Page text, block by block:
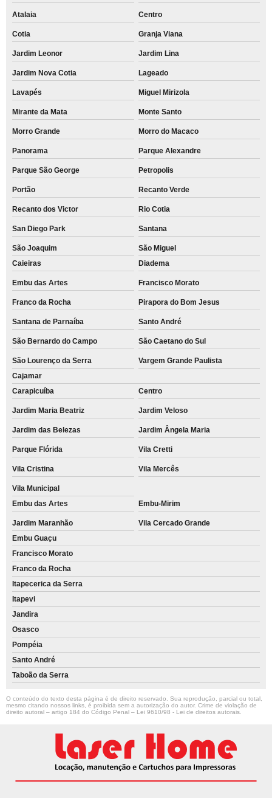
Atalaia Centro
Cotia Granja Viana
Jardim Leonor Jardim Lina
Jardim Nova Cotia Lageado
Lavapés Miguel Mirizola
Mirante da Mata Monte Santo
Morro Grande Morro do Macaco
Panorama Parque Alexandre
Parque São George Petropolis
Portão Recanto Verde
Recanto dos Victor Rio Cotia
San Diego Park Santana
São Joaquim
São Miguel
Caieiras
Diadema
Embu das Artes Francisco Morato
Franco da Rocha Pirapora do Bom Jesus
Santana de Parnaíba Santo André
São Bernardo do Campo São Caetano do Sul
São Lourenço da Serra
Vargem Grande Paulista
Cajamar
Carapicuíba
Centro
Jardim Maria Beatriz Jardim Veloso
Jardim das Belezas Jardim Ângela Maria
Parque Flórida Vila Cretti
Vila Cristina Vila Mercês
Vila Municipal
Embu das Artes
Embu-Mirim
Jardim Maranhão
Vila Cercado Grande
Embu Guaçu
Francisco Morato
Franco da Rocha
Itapecerica da Serra
Itapevi
Jandira
Osasco
Pompéia
Santo André
Taboão da Serra
O conteúdo do texto desta página é de direito reservado. Sua reprodução, parcial ou total,
mesmo citando nossos links, é proibida sem a autorização do autor. Crime de violação de
direito autoral – artigo 184 do Código Penal – Lei 9610/98 - Lei de direitos autorais